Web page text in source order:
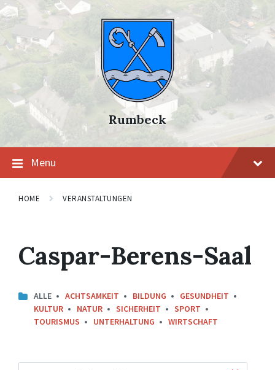
Skip
to
Skip
to
navigation
Skip
to
Rumbeck
Menu
HOME VERANSTALTUNGEN
Caspar-Berens-Saal
ALLE ACHTSAMKEIT BILDUNG
GESUNDHEIT
KULTUR
NATUR SICHERHEIT
SPORT
TOURISMUS
UNTERHALTUNG WIRTSCHAFT